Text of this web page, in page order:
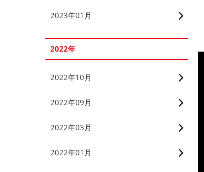
2023年01月
2022年
2022年10月
2022年09月
2022年03月
2022年01月